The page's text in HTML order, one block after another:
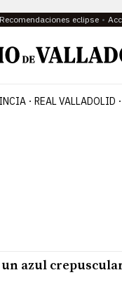
Recomendaciones eclipse
REAL VALLADOLID
un azul